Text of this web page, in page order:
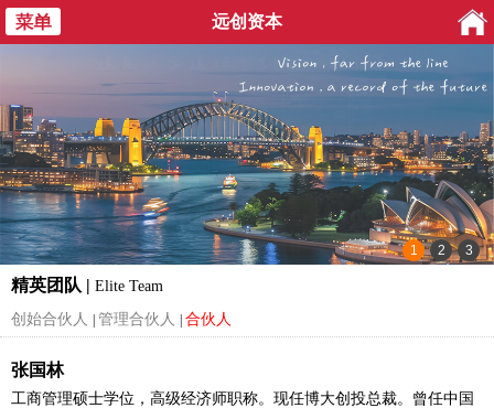
远创资本
精英团队 | Elite Team
创始合伙人
管理合伙人 合伙人
张国林
工商管理硕士学位，高级经济师职称。现任博大创投总裁。曾任中国